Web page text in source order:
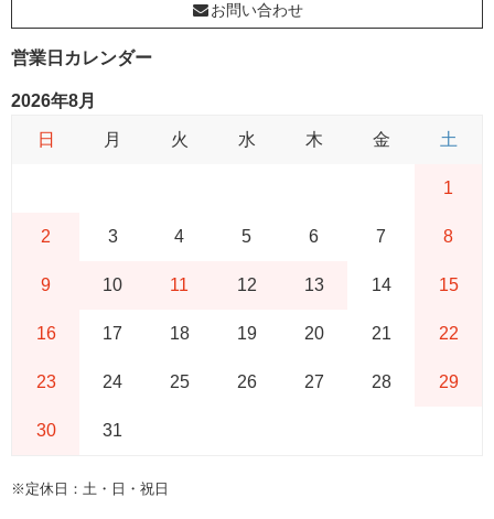
お問い合わせ
営業日カレンダー
2026年8月
日 月 火 水 木 金 土
1
2 3 4 5 6 7 8
9 10 11 12 13 14 15
16 17 18 19 20 21 22
23 24 25 26 27 28 29
30 31
※定休日：土・日・祝日